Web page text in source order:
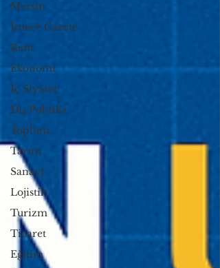
Mersin
İmece Gazete
Kent
Ekonomi
İç Siyaset
Dış Politika
Toplum
Tarım
Sanayi
Lojistik
Turizm
Ticaret
Eğitim